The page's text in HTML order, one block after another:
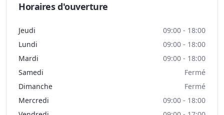
Horaires d'ouverture
Jeudi
09:00 - 18:00
Lundi
09:00 - 18:00
Mardi
09:00 - 18:00
Samedi
Fermé
Dimanche
Fermé
Mercredi
09:00 - 18:00